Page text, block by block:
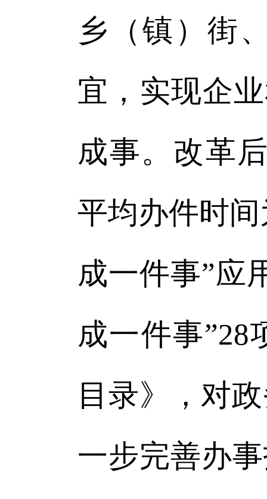
乡（镇）街
宜，实现企
成事。改革
平均办件时
成一件事”应
成一件事
目录》，对
一步完善办